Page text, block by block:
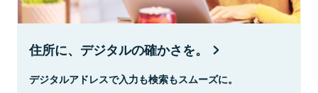
住所に、デジタルの確かさを。
デジタルアドレスで入力も検索もスムーズに。